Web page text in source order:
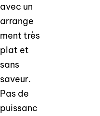
avec un
arrange
ment très
plat et
sans
saveur.
Pas de
puissanc